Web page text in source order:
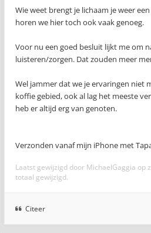
Wie weet brengt je lichaam je weer
horen we hier toch ook vaak genoeg.
Voor nu een goed besluit lijkt me om
luisteren/zorgen. Dat zouden meer
Wel jammer dat we je ervaringen niet
koffie gebied, ook al lag het meeste
heb er altijd erg van genoten.
Verzonden vanaf mijn iPhone met
Laatst gewijzigd door MichaelGaggia op
totaal gewijzigd.
Citeer